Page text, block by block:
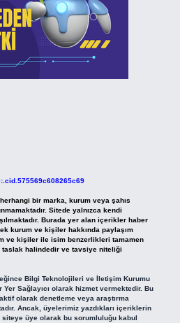
bir marka, kurum veya şahıs
Sitede yalnızca kendi
Burada yer alan içerikler haber
kurum ve kişiler hakkında paylaşım
ve kişiler ile isim benzerlikleri tamamen
halindedir ve tavsiye niteliği
Bilgi Teknolojileri ve İletişim Kurumu
Yer Sağlayıcı olarak hizmet vermektedir. Bu
olarak denetleme veya araştırma
Ancak, üyelerimiz yazdıkları içeriklerin
üye olarak bu sorumluluğu kabul